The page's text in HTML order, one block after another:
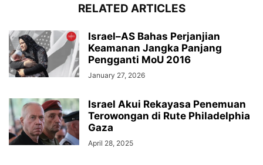
RELATED ARTICLES
Israel–AS Bahas Perjanjian
Keamanan Jangka Panjang
Pengganti MoU 2016
January 27, 2026
Israel Akui Rekayasa Penemuan
Terowongan di Rute Philadelphia
Gaza
April 28, 2025